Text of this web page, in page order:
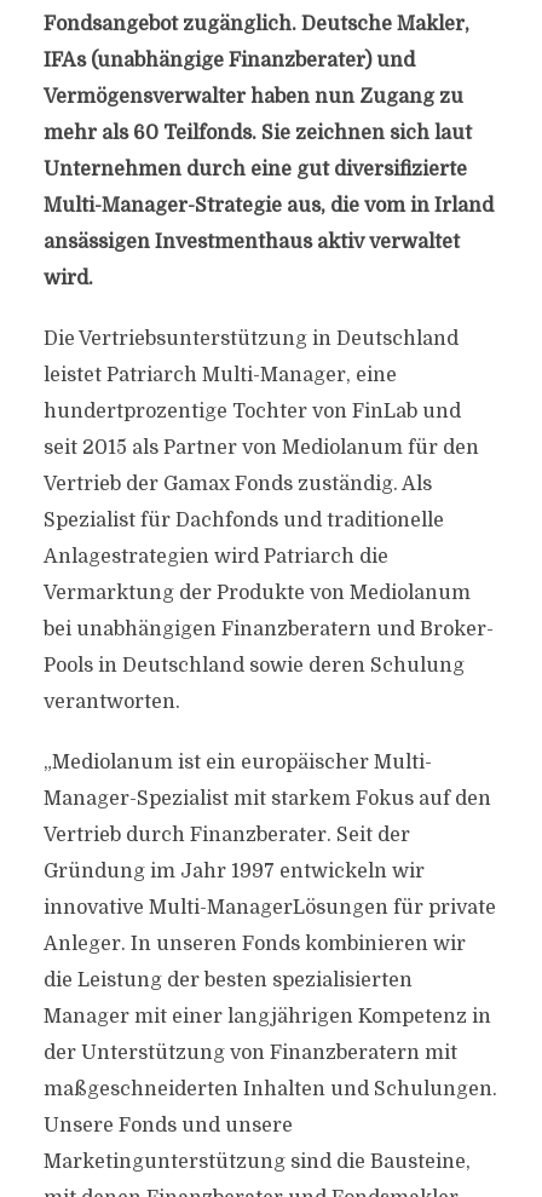
Fondsangebot zugänglich. Deutsche Makler,
IFAs (unabhängige Finanzberater) und
Vermögensverwalter haben nun Zugang zu
mehr als 60 Teilfonds. Sie zeichnen sich laut
Unternehmen durch eine gut diversifizierte
Multi-Manager-Strategie aus, die vom in Irland
ansässigen Investmenthaus aktiv verwaltet
wird.
Die Vertriebsunterstützung in Deutschland
leistet Patriarch Multi-Manager, eine
hundertprozentige Tochter von FinLab und
seit 2015 als Partner von Mediolanum für den
Vertrieb der Gamax Fonds zuständig. Als
Spezialist für Dachfonds und traditionelle
Anlagestrategien wird Patriarch die
Vermarktung der Produkte von Mediolanum
bei unabhängigen Finanzberatern und Broker-
Pools in Deutschland sowie deren Schulung
verantworten.
„Mediolanum ist ein europäischer Multi-
Manager-Spezialist mit starkem Fokus auf den
Vertrieb durch Finanzberater. Seit der
Gründung im Jahr 1997 entwickeln wir
innovative Multi-ManagerLösungen für private
Anleger. In unseren Fonds kombinieren wir
die Leistung der besten spezialisierten
Manager mit einer langjährigen Kompetenz in
der Unterstützung von Finanzberatern mit
maßgeschneiderten Inhalten und Schulungen.
Unsere Fonds und unsere
Marketingunterstützung sind die Bausteine,